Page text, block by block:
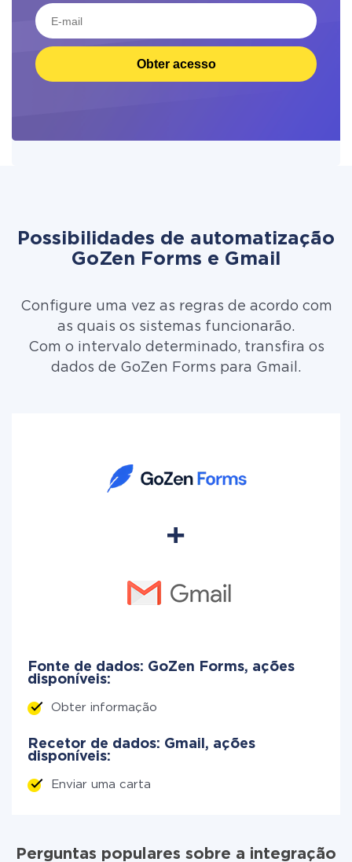
Obter acesso
Possibilidades de automatização
GoZen Forms e Gmail
Configure uma vez as regras de acordo com
as quais os sistemas funcionarão.
Com o intervalo determinado, transfira os
dados de GoZen Forms para Gmail.
Fonte de dados: GoZen Forms, ações
disponíveis:
Obter informação
Recetor de dados: Gmail, ações
disponíveis:
Enviar uma carta
Perguntas populares sobre a integração